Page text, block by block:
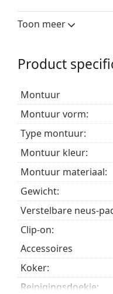
Accessoires
Het
modellen worden
Bekijk het volledige
bij het kiezen.
Het is een medisch
Toon meer
Product
montuur
Montuur vorm:
Type montuur:
Montuur kleur:
Montuur materiaal:
Gewicht:
Verstelbare neus-
Clip-on:
accessoires
Koker:
Reinigingsdoekje: